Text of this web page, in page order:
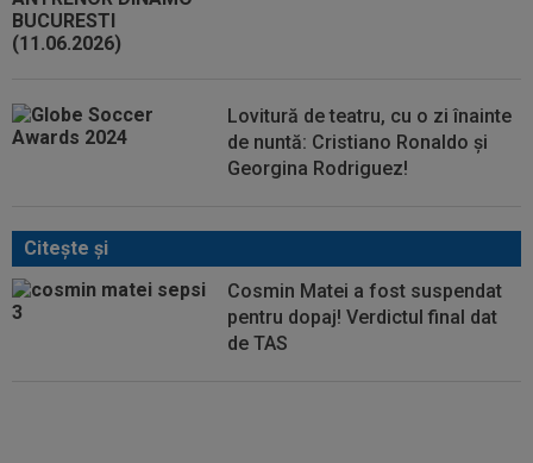
Lovitură de teatru, cu o zi înainte
de nuntă: Cristiano Ronaldo și
Georgina Rodriguez!
Citeşte şi
Cosmin Matei a fost suspendat
pentru dopaj! Verdictul final dat
de TAS